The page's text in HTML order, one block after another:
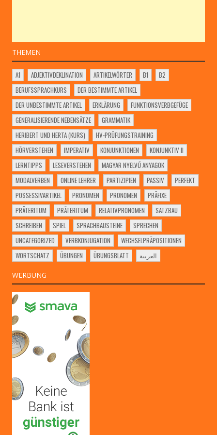
THEMEN
A1 ADJEKTIVDEKLINATION ARTIKELWÖRTER B1
B2
BERUFSSPRACHKURS
DER BESTIMMTE ARTIKEL
DER UNBESTIMMTE ARTIKEL
ERKLÄRUNG
FUNKTIONSVERBGEFÜGE
GENERALISIERENDE NEBENSÄTZE
GRAMMATIK
HERIBERT UND HERTA (KURS)
HV-PRÜFUNGSTRAINING
HÖRVERSTEHEN
IMPERATIV KONJUNKTIONEN
KONJUNKTIV II
LERNTIPPS
LESEVERSTEHEN
MAGYAR NYELVŰ ANYAGOK
MODALVERBEN
ONLINE LEHRER PARTIZIPIEN PASSIV
PERFEKT
POSSESSIVARTIKEL
PRONOMEN PRONOMEN
PRÄFIXE
PRÄTERITUM
PRÄTERITUM RELATIVPRONOMEN
SATZBAU
SCHREIBEN
SPIEL SPRACHBAUSTEINE
SPRECHEN
UNCATEGORIZED
VERBKONJUGATION
WECHSELPRÄPOSITIONEN
WORTSCHATZ
ÜBUNGEN ÜBUNGSBLATT العربية
WERBUNG